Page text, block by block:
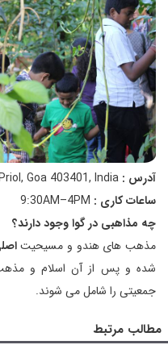
آدرس :
ساعات کاری : 9:30AM–4PM
چه مذاهبی در گوا وجود دارند؟
مذهب های هندو و مسیحیت
جمعیتی را شامل می شوند.
مطالب مرتبط